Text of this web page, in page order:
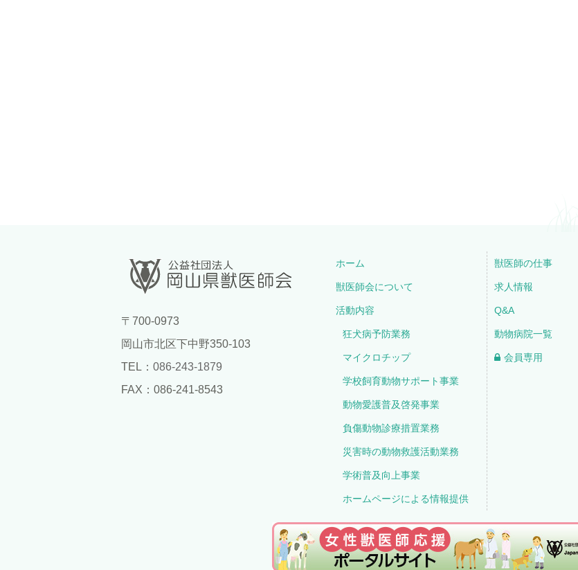
〒700-0973
岡山市北区下中野350-103
TEL： 086-243-1879
FAX：086-241-8543
ホーム
獣医師会について
活動内容
狂犬病予防業務
マイクロチップ
学校飼育動物サポート事業
動物愛護普及啓発事業
負傷動物診療措置業務
災害時の動物救護活動業務
学術普及向上事業
ホームページによる情報提供
獣医師の仕事
求人情報
Q&A
動物病院一覧
会員専用